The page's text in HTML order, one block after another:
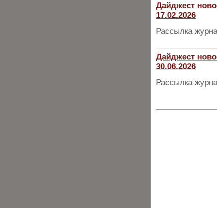
Дайджест
17.02.2026
Рассылка
Дайджест
30.06.2026
Рассылка